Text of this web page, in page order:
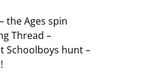
the Ages spin
Thread –
Schoolboys hunt –